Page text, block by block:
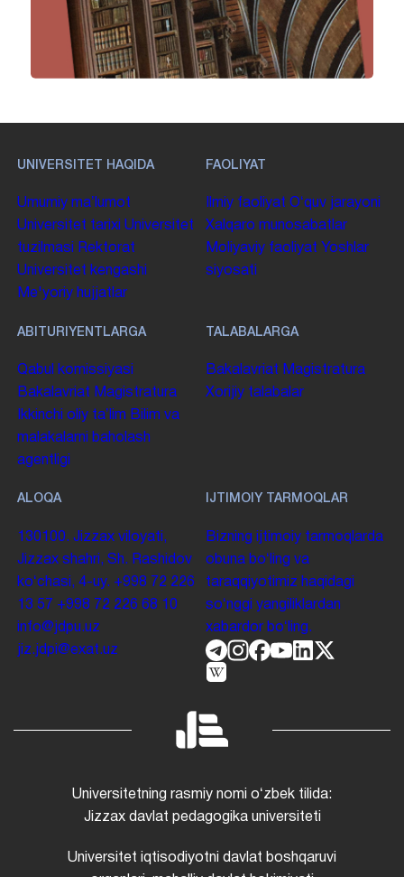
UNIVERSITET HAQIDA
Umumiy maʼlumot
Universitet tarixi Universitet
tuzilmasi
Rektorat
Universitet kengashi
Me'yoriy hujjatlar
FAOLIYAT
Ilmiy faoliyat Oʻquv jarayoni
Xalqaro munosabatlar
Moliyaviy faoliyat Yoshlar
siyosati
ABITURIYENTLARGA
Qabul komissiyasi
Bakalavriat Magistratura
Ikkinchi oliy taʼlim Bilim va
malakalarni baholash
agentligi
TALABALARGA
Bakalavriat Magistratura
Xorijiy talabalar
ALOQA
130100. Jizzax viloyati,
Jizzax shahri, Sh. Rashidov
koʻchasi, 4-uy. +998 72 226
13 57 +998 72 226 68 10
info@jdpu.uz
jiz.jdpi@exat.uz
IJTIMOIY TARMOQLAR
Bizning ijtimoiy tarmoqlarda
obuna boʻling va
taraqqiyotimiz haqidagi
soʻnggi yangiliklardan
xabardor boʻling.
Universitetning rasmiy nomi oʻzbek tilida:
Jizzax davlat pedagogika universiteti
Universitet iqtisodiyotni davlat boshqaruvi